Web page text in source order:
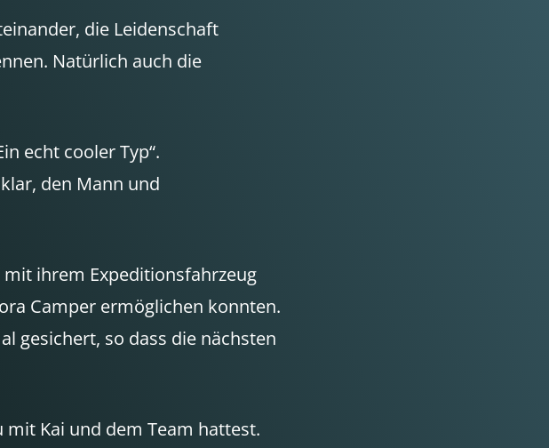
die Leidenschaft
Natürlich auch die
echt cooler Typ“.
den Mann und
ihrem Expeditionsfahrzeug
Camper ermöglichen konnten.
gesichert, so dass die nächsten
mit Kai und dem Team hattest.